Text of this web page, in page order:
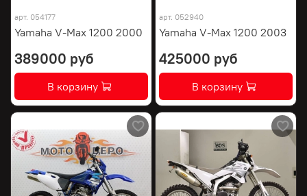
арт. 054177
Yamaha V-Max 1200 2000
389000 руб
В корзину
арт. 052940
Yamaha V-Max 1200 2003
425000 руб
В корзину